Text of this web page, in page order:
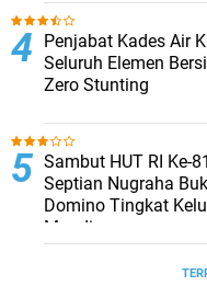
Penjabat Kades Air
Seluruh Elemen
Zero Stunting
Sambut HUT RI Ke-
Septian Nugraha
Domino Tingkat
Mandi